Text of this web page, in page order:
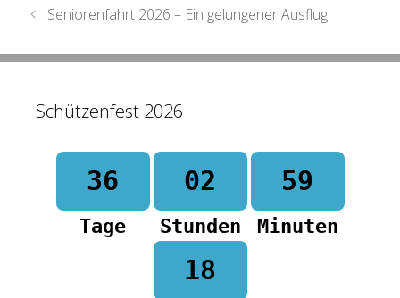
Beitrags-
Seniorenfahrt 2026 – Ein gelungener Ausflug
Schützenfest 2026
36
Tage
02
Stunden
59
Minuten
18